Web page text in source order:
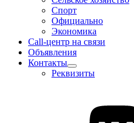
Спорт
Официально
Экономика
Call-центр на связи
Объявления
Контакты
Реквизиты